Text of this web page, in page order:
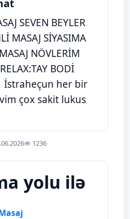
SEVEN BEYLER
MASAJ SİYASIMA
NÖVLERİM
BODİ
İstraheçun her bir
çox sakit lukus
1236
yolu ilə